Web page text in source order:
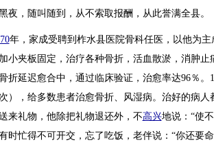
夜，随叫随到，从不索取报酬，从此誉满全县。
年，家成受聘到柞水县医院骨科任医，以他为
小夹板固定，治疗各种骨折，活血散淤，消肿
折延迟愈合中，通过临床验证，治愈率达96％。
），给多数患者治愈骨折、风湿病。治好的病
来礼物，他除把礼物退还外，不高兴地说：“使
时忙得不可开交，忘了吃饭，老伴说：“你还要